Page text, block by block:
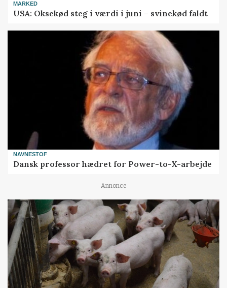
MARKED
USA: Oksekød steg i værdi i juni – svinekød faldt
NAVNESTOF
Dansk professor hædret for Power-to-X-arbejde
Annonce